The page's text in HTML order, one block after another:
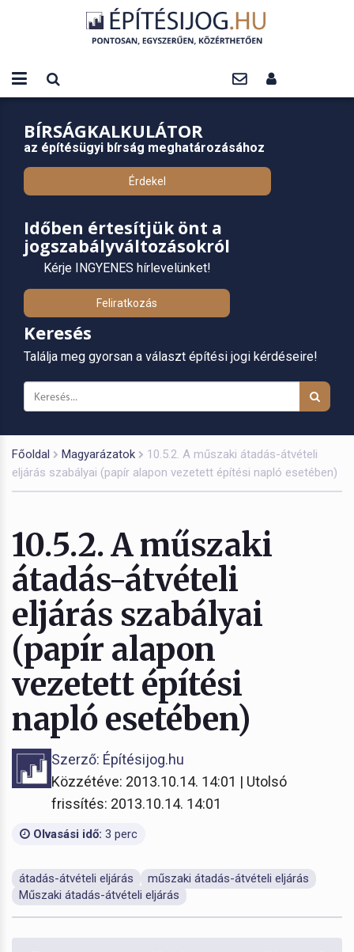
BÍRSÁGKALKULÁTOR
az építésügyi bírság meghatározásához
Érdekel
Időben értesítjük önt a
jogszabályváltozásokról
Kérje INGYENES hírlevelünket!
Feliratkozás
Keresés
Találja meg gyorsan a választ építési jogi kérdéseire!
Főoldal Magyarázatok
10.5.2. A műszaki átadás-átvételi
eljárás szabályai (papír alapon vezetett építési napló esetében)
10.5.2. A műszaki
átadás-átvételi
eljárás szabályai
(papír alapon
vezetett építési
napló esetében)
Szerző: Építésijog.hu
Közzétéve: 2013.10.14. 14:01 | Utolsó
frissítés: 2013.10.14. 14:01
Olvasási idő: 3 perc
átadás-átvételi eljárás
műszaki átadás-átvételi eljárás
Műszaki átadás-átvételi eljárás